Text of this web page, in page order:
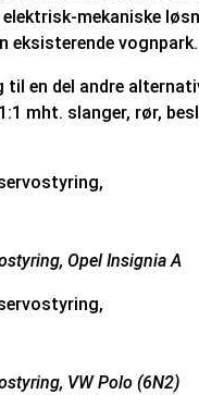
mekaniske
vognpark.
en del andre
mht. slanger, rør,
Opel Insignia A
VW Polo (6N2)